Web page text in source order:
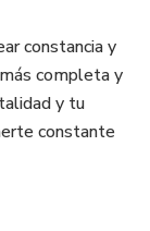
constancia y
completa y
y tu
constante